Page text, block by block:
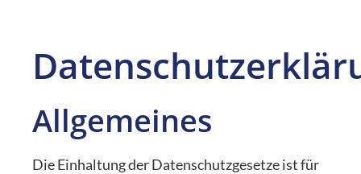
Allgemeines
Die Einhaltung der Datenschutzgesetze ist für